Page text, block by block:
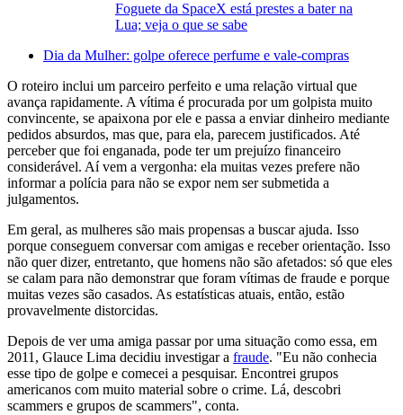
Foguete da SpaceX está prestes a bater na
Lua; veja o que se sabe
Dia da Mulher: golpe oferece perfume e vale-compras
O roteiro inclui um parceiro perfeito e uma relação virtual que
avança rapidamente. A vítima é procurada por um golpista muito
convincente, se apaixona por ele e passa a enviar dinheiro mediante
pedidos absurdos, mas que, para ela, parecem justificados. Até
perceber que foi enganada, pode ter um prejuízo financeiro
considerável. Aí vem a vergonha: ela muitas vezes prefere não
informar a polícia para não se expor nem ser submetida a
julgamentos.
Em geral, as mulheres são mais propensas a buscar ajuda. Isso
porque conseguem conversar com amigas e receber orientação. Isso
não quer dizer, entretanto, que homens não são afetados: só que eles
se calam para não demonstrar que foram vítimas de fraude e porque
muitas vezes são casados. As estatísticas atuais, então, estão
provavelmente distorcidas.
Depois de ver uma amiga passar por uma situação como essa, em
2011, Glauce Lima decidiu investigar a fraude. "Eu não conhecia
esse tipo de golpe e comecei a pesquisar. Encontrei grupos
americanos com muito material sobre o crime. Lá, descobri
scammers e grupos de scammers", conta.